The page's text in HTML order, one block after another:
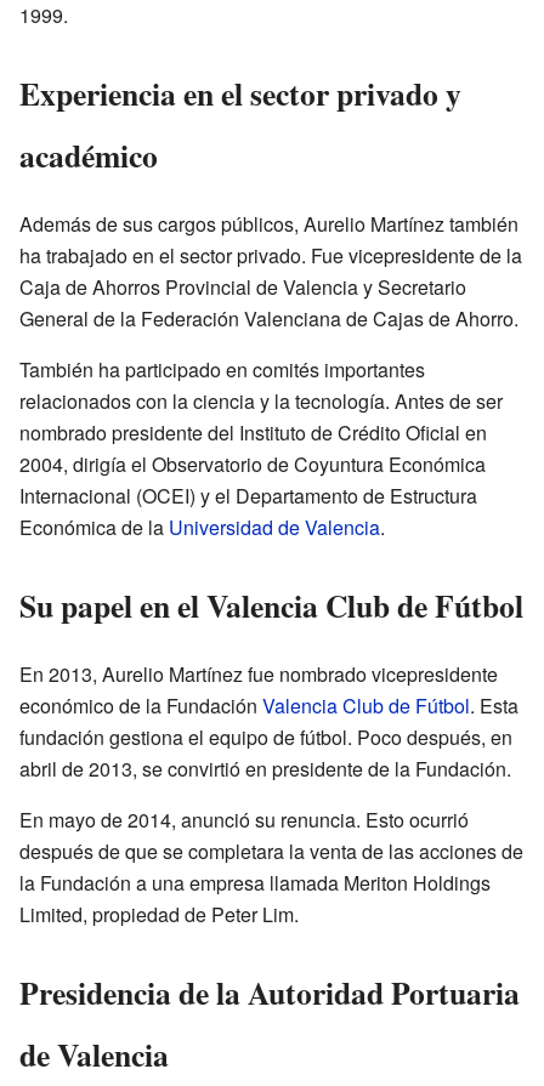
1999.
Experiencia en el sector privado y
académico
Además de sus cargos públicos, Aurelio Martínez también
ha trabajado en el sector privado. Fue vicepresidente de la
Caja de Ahorros Provincial de Valencia y Secretario
General de la Federación Valenciana de Cajas de Ahorro.
También ha participado en comités importantes
relacionados con la ciencia y la tecnología. Antes de ser
nombrado presidente del Instituto de Crédito Oficial en
2004, dirigía el Observatorio de Coyuntura Económica
Internacional (OCEI) y el Departamento de Estructura
Económica de la Universidad de Valencia.
Su papel en el Valencia Club de Fútbol
En 2013, Aurelio Martínez fue nombrado vicepresidente
económico de la Fundación Valencia Club de Fútbol. Esta
fundación gestiona el equipo de fútbol. Poco después, en
abril de 2013, se convirtió en presidente de la Fundación.
En mayo de 2014, anunció su renuncia. Esto ocurrió
después de que se completara la venta de las acciones de
la Fundación a una empresa llamada Meriton Holdings
Limited, propiedad de Peter Lim.
Presidencia de la Autoridad Portuaria
de Valencia